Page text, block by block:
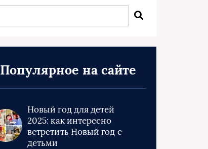
Популярное на сайте
Новый год для детей
2025: как интересно
встретить Новый год с
детьми